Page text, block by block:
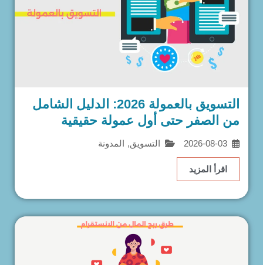
التسويق بالعمولة 2026: الدليل الشامل
من الصفر حتى أول عمولة حقيقية
2026-08-03 التسويق, المدونة
اقرأ المزيد